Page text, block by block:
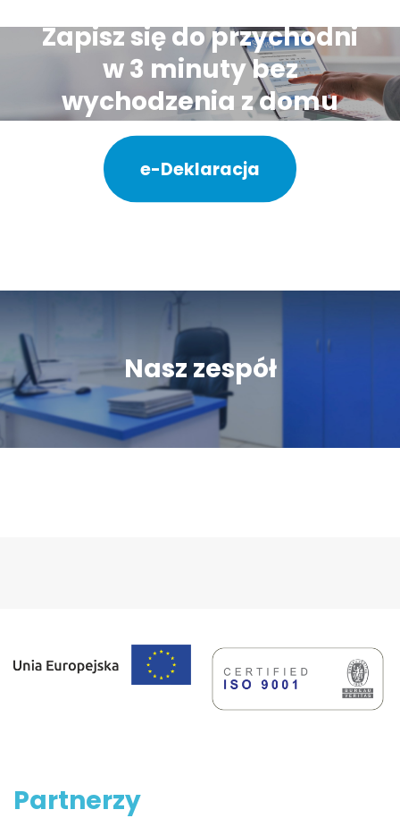
Zapisz się do przychodni
w 3 minuty bez
wychodzenia z domu
e-Deklaracja
Nasz zespół
Partnerzy